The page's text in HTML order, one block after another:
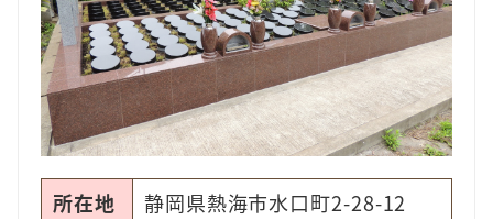
所在地
静岡県熱海市水口町2-28-12